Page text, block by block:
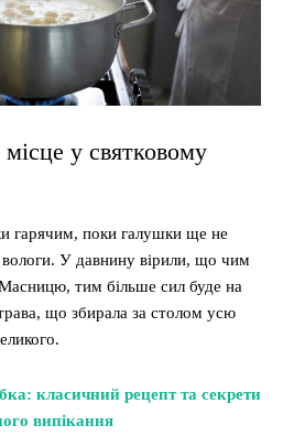
місце у святковому
гарячим, поки галушки ще не
вологи. У давнину вірили, що чим
тим більше сил буде на
що збирала за столом усю
класичний рецепт та секрети
випікання